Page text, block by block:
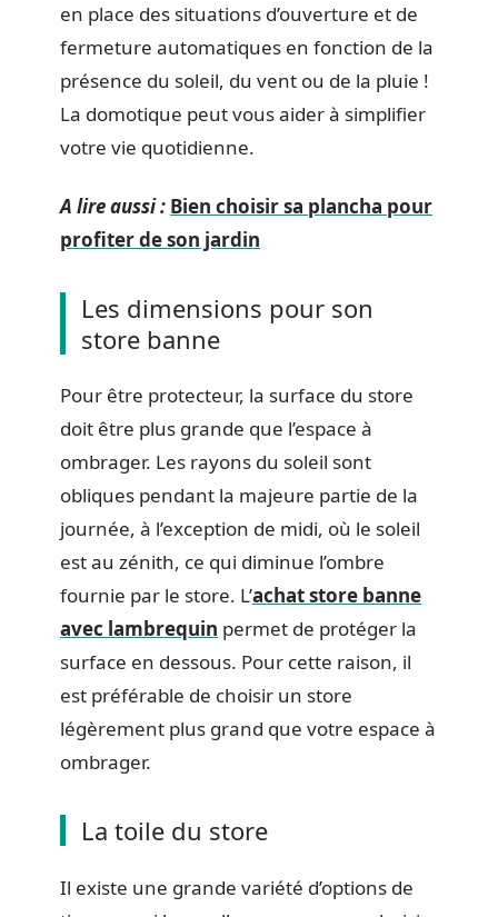
en place des situations d’ouverture et de
fermeture automatiques en fonction de la
présence du soleil, du vent ou de la pluie !
La domotique peut vous aider à simplifier
votre vie quotidienne.
A lire aussi : Bien choisir sa plancha pour
profiter de son jardin
Les dimensions pour son
store banne
Pour être protecteur, la surface du store
doit être plus grande que l’espace à
ombrager. Les rayons du soleil sont
obliques pendant la majeure partie de la
journée, à l’exception de midi, où le soleil
est au zénith, ce qui diminue l’ombre
fournie par le store. L’achat store banne
avec lambrequin permet de protéger la
surface en dessous. Pour cette raison, il
est préférable de choisir un store
légèrement plus grand que votre espace à
ombrager.
La toile du store
Il existe une grande variété d’options de